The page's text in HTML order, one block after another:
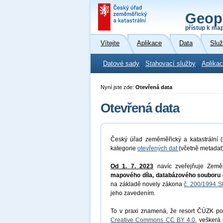
přístup k
Vítejte Aplikace Data
Datové sady Stahovací služby
Nyní jste zde: Otevřená data
Otevřená data
Český úřad zeměměřický a
kategorie otevřených dat(včetně
Od 1. 7. 2023 navíc zveřejňuje
mapového díla, databázového
na základě novely zákonač. 200/1994
jeho zavedením.
To v praxi znamená, že resort ČÚZK
Creative Commons CC BY 4.0, veškerá